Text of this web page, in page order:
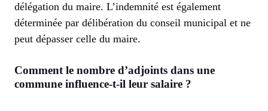
délégation du maire. L’indemnité est également
déterminée par délibération du conseil municipal et ne
peut dépasser celle du maire.
Comment le nombre d’adjoints dans une
commune influence-t-il leur salaire ?